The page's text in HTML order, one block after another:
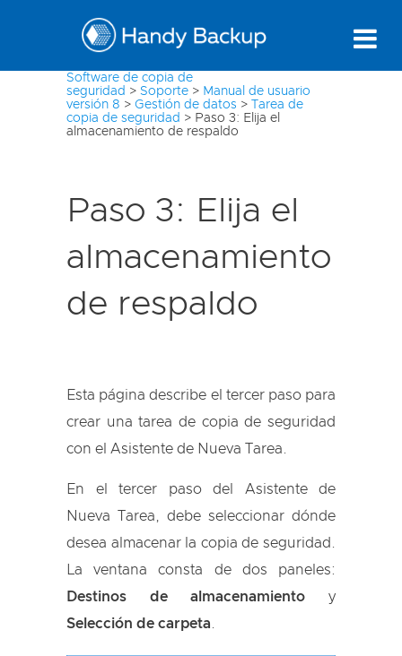
Software de copia de
seguridad > Soporte > Manual de usuario
versión 8 > Gestión de datos >
Tarea de
copia de seguridad > Paso 3: Elija el
almacenamiento de respaldo
Paso 3: Elija el
almacenamiento
de respaldo
Esta página describe el tercer paso para
crear una tarea de copia de seguridad
con el Asistente de Nueva Tarea.
En el tercer paso del Asistente de
Nueva Tarea, debe seleccionar dónde
desea almacenar la copia de seguridad.
La ventana consta de dos paneles:
Destinos de almacenamiento y
Selección de carpeta